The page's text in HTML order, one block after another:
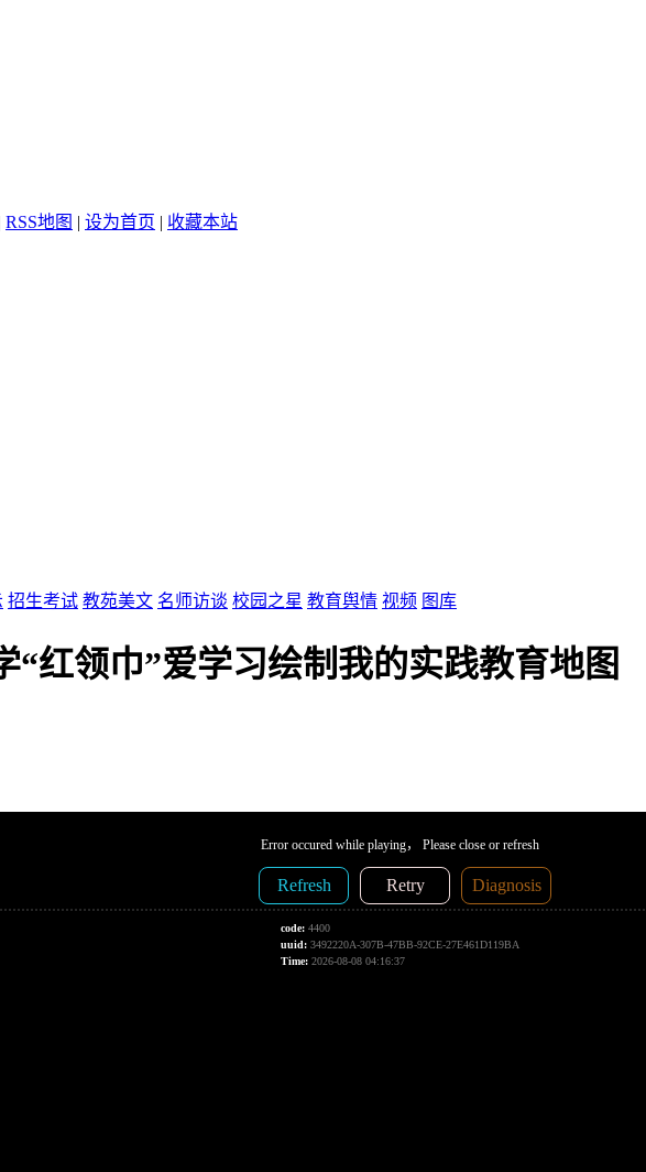
RSS地图 | 设为首页 | 收藏本站
招生考试 教苑美文 名师访谈 校园之星 教育舆情 视频 图库
“红领巾”爱学习绘制我的实践教育地图
Error occured while playing， Please close or refresh
Refresh Retry Diagnosis
code: 4400
uuid: 3492220A-307B-47BB-92CE-27E461D119BA
Time: 2026-08-08 04:16:37